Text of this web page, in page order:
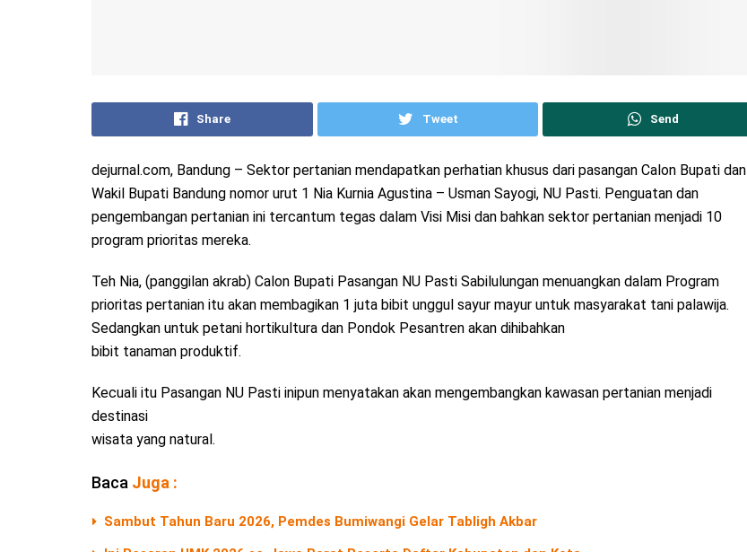
Share Tweet Send
dejurnal.com, Bandung – Sektor pertanian mendapatkan perhatian khusus dari pasangan Calon Bupati dan
Wakil Bupati Bandung nomor urut 1 Nia Kurnia Agustina – Usman Sayogi, NU Pasti. Penguatan dan
pengembangan pertanian ini tercantum tegas dalam Visi Misi dan bahkan sektor pertanian menjadi 10
program prioritas mereka.
Teh Nia, (panggilan akrab) Calon Bupati Pasangan NU Pasti Sabilulungan menuangkan dalam Program
prioritas pertanian itu akan membagikan 1 juta bibit unggul sayur mayur untuk masyarakat tani palawija.
Sedangkan untuk petani hortikultura dan Pondok Pesantren akan dihibahkan
bibit tanaman produktif.
Kecuali itu Pasangan NU Pasti inipun menyatakan akan mengembangkan kawasan pertanian menjadi
destinasi
wisata yang natural.
Baca Juga :
Sambut Tahun Baru 2026, Pemdes Bumiwangi Gelar Tabligh Akbar